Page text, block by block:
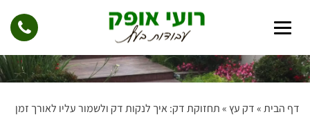
דף הבית»דק עץ »תחזוקת דק: איך לנקות דק ולשמור עליו לאורך זמן